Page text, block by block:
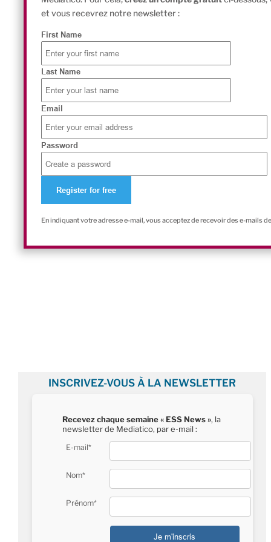
et vous recevrez notre newsletter :
First Name
Last Name
Email
Password
En indiquant votre adresse e-mail, vous acceptez de recevoir des e-mails
INSCRIVEZ-VOUS À LA NEWSLETTER
Recevez chaque semaine « ESS News », la
newsletter de Mediatico, par e-mail :
E-mail*
Nom*
Prénom*